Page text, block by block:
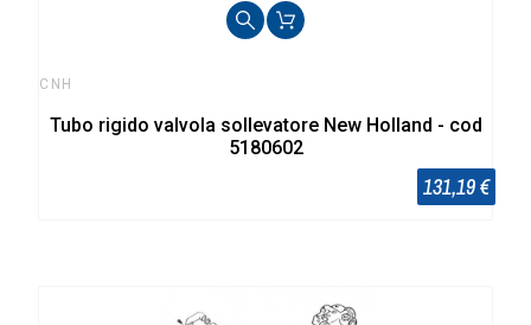
CNH
Tubo rigido valvola sollevatore New Holland - cod
5180602
131,19 €